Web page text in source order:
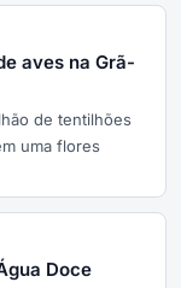
aves na Grã-
de tentilhões
uma flores
Doce